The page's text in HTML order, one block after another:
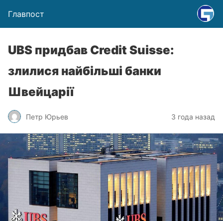
Главпост
UBS придбав Credit Suisse:
злилися найбільші банки
Швейцарії
Петр Юрьев 3 года назад